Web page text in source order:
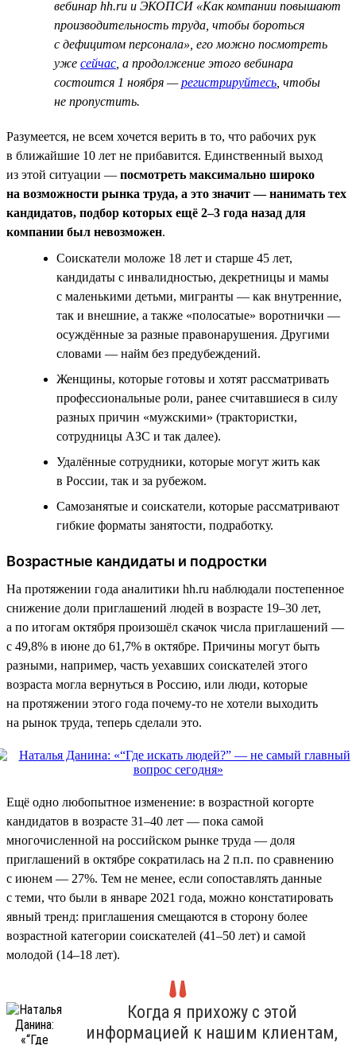
вебинар hh.ru и ЭКОПСИ «Как компании повышают
производительность труда, чтобы бороться
с дефицитом персонала», его можно посмотреть
уже сейчас , а продолжение этого вебинара
состоится 1 ноября —регистрируйтесь , чтобы
не пропустить.
Разумеется, не всем хочется верить в то, что рабочих рук
в ближайшие 10 лет не прибавится. Единственный выход
из этой ситуации — посмотреть максимально широко
на возможности рынка труда, а это значит — нанимать тех
кандидатов, подбор которых ещё 2–3 года назад для
компании был невозможен.
Соискатели моложе 18 лет и старше 45 лет,
кандидаты с инвалидностью, декретницы и мамы
с маленькими детьми, мигранты — как внутренние,
так и внешние, а также «полосатые» воротнички —
осуждённые за разные правонарушения. Другими
словами — найм без предубеждений.
Женщины, которые готовы и хотят рассматривать
профессиональные роли, ранее считавшиеся в силу
разных причин «мужскими» (трактористки,
сотрудницы АЗС и так далее).
Удалённые сотрудники, которые могут жить как
в России, так и за рубежом.
Самозанятые и соискатели, которые рассматривают
гибкие форматы занятости, подработку.
Возрастные кандидаты и подростки
На протяжении года аналитики hh.ru наблюдали постепенное
снижение доли приглашений людей в возрасте 19–30 лет,
а по итогам октября произошёл скачок числа приглашений —
с 49,8% в июне до 61,7% в октябре. Причины могут быть
разными, например, часть уехавших соискателей этого
возраста могла вернуться в Россию, или люди, которые
на протяжении этого года почему-то не хотели выходить
на рынок труда, теперь сделали это.
Ещё одно любопытное изменение: в возрастной когорте
кандидатов в возрасте 31–40 лет — пока самой
многочисленной на российском рынке труда — доля
приглашений в октябре сократилась на 2 п.п. по сравнению
с июнем — 27%. Тем не менее, если сопоставлять данные
с теми, что были в январе 2021 года, можно констатировать
явный тренд: приглашения смещаются в сторону более
возрастной категории соискателей (41–50 лет) и самой
молодой (14–18 лет).
Когда я прихожу с этой
информацией к нашим клиентам,